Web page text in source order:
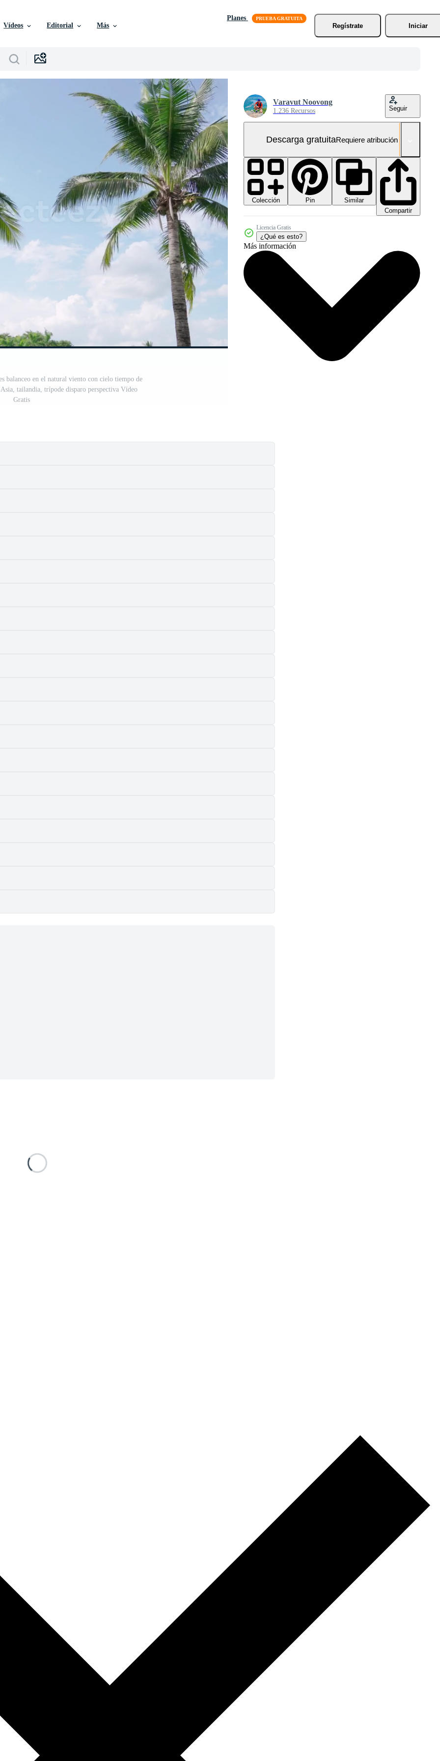
Vídeos Editorial Más
Planes
Regístrate
Iniciar
balanceo en el natural viento con cielo tiempo de
tailandia, trípode disparo perspectiva Vídeo
Gratis
Varavut Noovong
1.236 Recursos Seguir
Descarga gratuitaRequiere atribución
Colección Pin
Similar
Compartir
Licencia Gratis
¿Qué es esto?
Más información